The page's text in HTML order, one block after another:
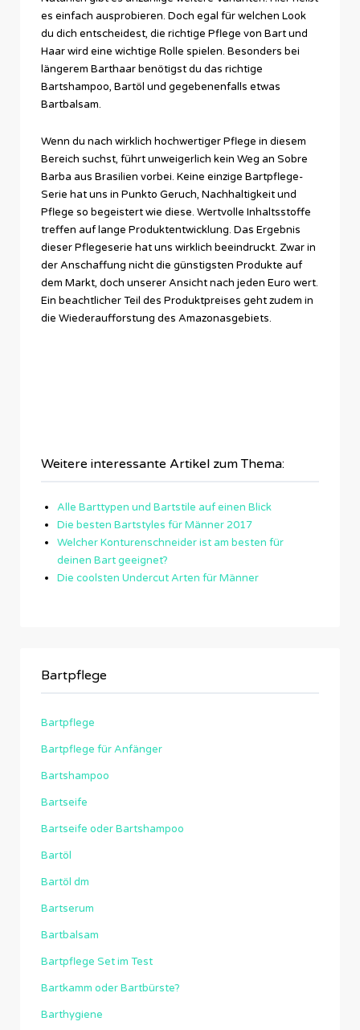
es einfach ausprobieren. Doch egal für welchen Look
du dich entscheidest, die richtige Pflege von Bart und
Haar wird eine wichtige Rolle spielen. Besonders bei
längerem Barthaar benötigst du das richtige
Bartshampoo, Bartöl und gegebenenfalls etwas
Bartbalsam.
Wenn du nach wirklich hochwertiger Pflege in diesem
Bereich suchst, führt unweigerlich kein Weg an Sobre
Barba aus Brasilien vorbei. Keine einzige Bartpflege-
Serie hat uns in Punkto Geruch, Nachhaltigkeit und
Pflege so begeistert wie diese. Wertvolle Inhaltsstoffe
treffen auf lange Produktentwicklung. Das Ergebnis
dieser Pflegeserie hat uns wirklich beeindruckt. Zwar in
der Anschaffung nicht die günstigsten Produkte auf
dem Markt, doch unserer Ansicht nach jeden Euro wert.
Ein beachtlicher Teil des Produktpreises geht zudem in
die Wiederaufforstung des Amazonasgebiets.
Weitere interessante Artikel zum Thema:
Alle Barttypen und Bartstile auf einen Blick
Die besten Bartstyles für Männer 2017
Welcher Konturenschneider ist am besten für
deinen Bart geeignet?
Die coolsten Undercut Arten für Männer
Bartpflege
Bartpflege
Bartpflege für Anfänger
Bartshampoo
Bartseife
Bartseife oder Bartshampoo
Bartöl
Bartöl dm
Bartserum
Bartbalsam
Bartpflege Set im Test
Bartkamm oder Bartbürste?
Barthygiene